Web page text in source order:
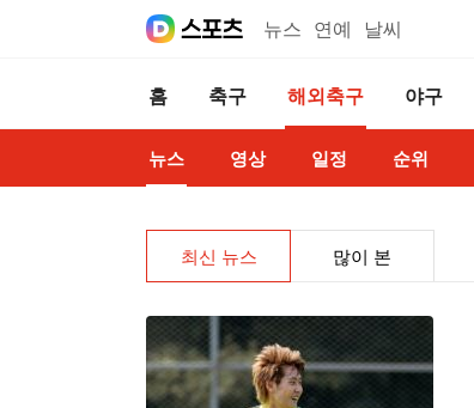
뉴스 연예 날씨
홈 축구 해외축구 야구
뉴스 영상 일정 순위
최신 뉴스 많이 본